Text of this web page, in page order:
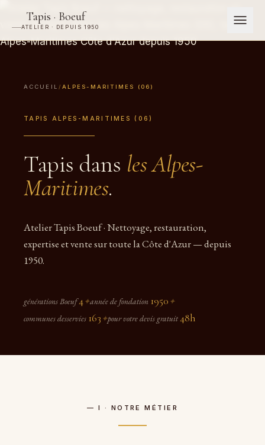
Tapis · Boeuf
ATELIER · DEPUIS 1950
ACCUEIL / ALPES-MARITIMES (06)
TAPIS ALPES-MARITIMES (06)
Tapis dans les Alpes-
Maritimes.
Atelier Tapis Boeuf · Nettoyage, restauration,
expertise et vente sur toute la Côte d'Azur — depuis
1950.
générations Boeuf4✦année de fondation 1950 ✦
communes desservies 163 ✦pour votre devis gratuit48h
— I · NOTRE MÉTIER